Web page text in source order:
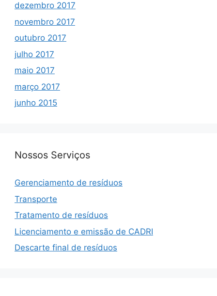
dezembro 2017
novembro 2017
outubro 2017
julho 2017
maio 2017
março 2017
junho 2015
Nossos Serviços
Gerenciamento de resíduos
Transporte
Tratamento de resíduos
Licenciamento e emissão de CADRI
Descarte final de resíduos